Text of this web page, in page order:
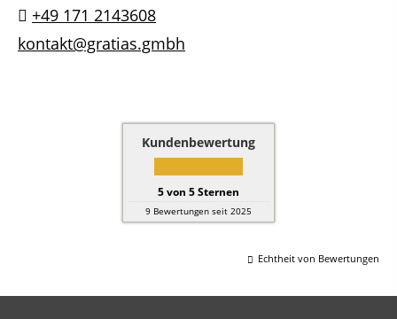
+49 171 2143608
kontakt@gratias.gmbh
Kundenbewertung
5von 5Sternen
9 Bewertungen seit 2025
Echtheit von Bewertungen